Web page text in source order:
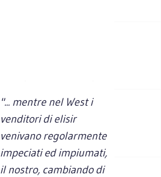
"... mentre nel West i
venditori di elisir
venivano regolarmente
impeciati ed impiumati,
il nostro, cambiando di